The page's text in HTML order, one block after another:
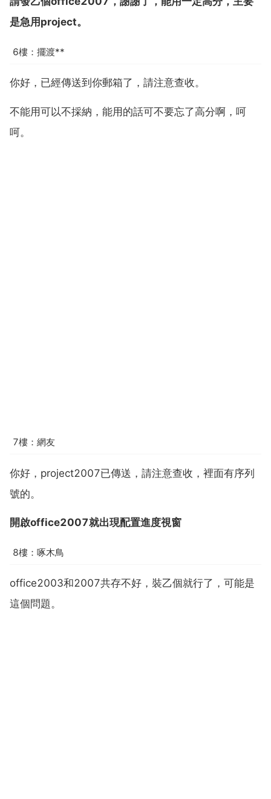
是急用project。
6樓：擺渡**
你好，已經傳送到你郵箱了，請注意查收。
不能用可以不採納，能用的話可不要忘了高分啊，呵
呵。
7樓：網友
你好，project2007已傳送，請注意查收，裡面有序列
號的。
開啟office2007就出現配置進度視窗
8樓：啄木鳥
office2003和2007共存不好，裝乙個就行了，可能是
這個問題。